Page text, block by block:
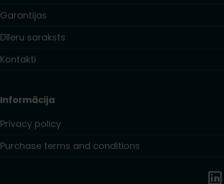
Garantijas
Dīleru saraksts
Kontakti
Informācija
Privacy policy
Purchase terms and conditions